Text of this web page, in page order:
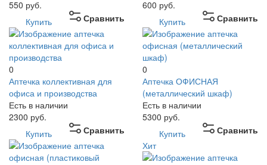
550 руб.
Сравнить
Купить
600 руб.
Сравнить
Купить
0
Аптечка коллективная для
офиса и производства
Есть в наличии
2300 руб.
Сравнить
Купить
0
Аптечка ОФИСНАЯ
(металлический шкаф)
Есть в наличии
5300 руб.
Сравнить
Купить
Хит